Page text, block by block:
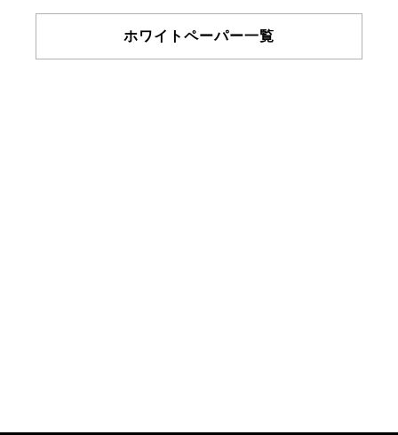
ホワイトペーパー一覧